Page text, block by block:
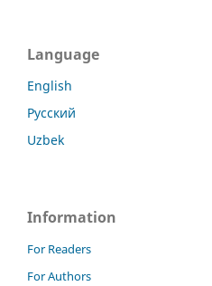
Language
English
Русский
Uzbek
Information
For Readers
For Authors